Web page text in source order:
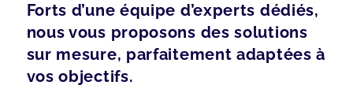
Forts d’une équipe d’experts dédiés,
nous vous proposons des solutions
sur mesure, parfaitement adaptées à
vos objectifs.